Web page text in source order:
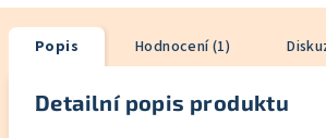
Popis Hodnocení (1)
Detailní popis produktu